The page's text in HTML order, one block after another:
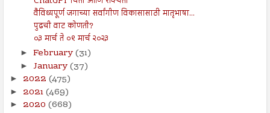
वैविध्यपूर्ण जगाच्या सर्वांगीण विकासासाठी मातृभाषा...
पुढची वाट कोणती?
०३ मार्च ते ०९ मार्च २०२३
► February(31)
► January(37)
► 2022 (475)
► 2021(469)
► 2020 (668)